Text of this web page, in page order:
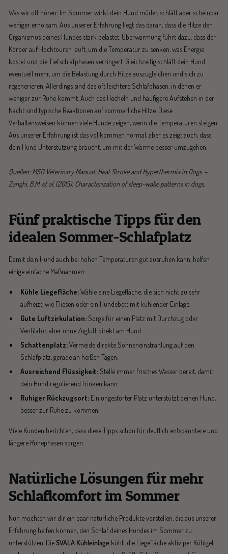
Was wir oft hören: Im Sommer wirkt dein Hund müder, schläft aber scheinbar
weniger erholsam. Aus unserer Erfahrung liegt das daran, dass die Hitze den
Organismus deines Hundes stark belastet. Überwärmung führt dazu, dass der
Körper auf Hochtouren läuft, um die Temperatur zu senken, was Energie
kostet und die Tiefschlafphasen verringert. Gleichzeitig schläft dein Hund
eventuell mehr, um die Belastung durch Hitze auszugleichen und sich zu
regenerieren. Allerdings sind das oft leichtere Schlafphasen, in denen er
weniger zur Ruhe kommt. Auch das Hecheln und häufigere Aufstehen in der
Nacht sind typische Reaktionen auf sommerliche Hitze. Diese
Verhaltensweisen können viele Hunde zeigen, wenn die Temperaturen steigen.
Aus unserer Erfahrung ist das vollkommen normal, aber es zeigt auch, dass
dein Hund Unterstützung braucht, um mit der Wärme besser umzugehen.
Quellen: MSD Veterinary Manual: Heat Stroke and Hyperthermia in Dogs. –
Zanghi, B.M. et al. (2013): Characterization of sleep–wake patterns in dogs.
Fünf praktische Tipps für den
idealen Sommer-Schlafplatz
Damit dein Hund auch bei hohen Temperaturen gut ausruhen kann, helfen
einige einfache Maßnahmen:
Kühle Liegefläche:Wähle eine Liegefläche, die sich nicht zu sehr
aufheizt, wie Fliesen oder ein Hundebett mit kühlender Einlage.
Gute Luftzirkulation:Sorge für einen Platz mit Durchzug oder
Ventilator, aber ohne Zugluft direkt am Hund.
Schattenplatz:Vermeide direkte Sonneneinstrahlung auf den
Schlafplatz, gerade an heißen Tagen.
Ausreichend Flüssigkeit:Stelle immer frisches Wasser bereit, damit
dein Hund regulierend trinken kann.
Ruhiger Rückzugsort:Ein ungestörter Platz unterstützt deinen Hund,
besser zur Ruhe zu kommen.
Viele Kunden berichten, dass diese Tipps schon für deutlich entspanntere und
längere Ruhephasen sorgen.
Natürliche Lösungen für mehr
Schlafkomfort im Sommer
Nun möchten wir dir ein paar natürliche Produkte vorstellen, die aus unserer
Erfahrung helfen können, den Schlaf deines Hundes im Sommer zu
unterstützen. DieSVALA Kühleinlage kühlt die Liegefläche aktiv per Kühlgel